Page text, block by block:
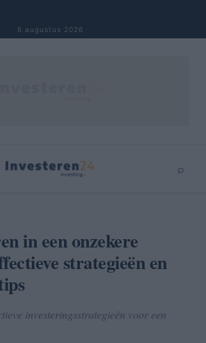
6 augustus 2026
⌕
in een onzekere
strategieën en
investeringsstrategieën voor een